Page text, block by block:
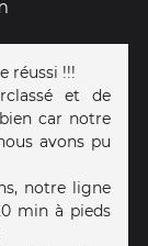
réussi !!!
et de
car notre
avons pu
notre ligne
min à pieds